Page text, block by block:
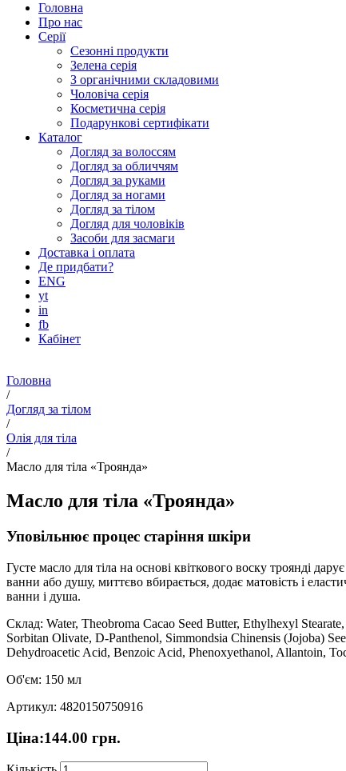
Головна
Про нас
Серії
Сезонні продукти
Зелена серія
З органічними складовими
Чоловіча серія
Косметична серія
Подарункові сертифікати
Каталог
Догляд за волоссям
Догляд за обличчям
Догляд за руками
Догляд за ногами
Догляд за тілом
Догляд для чоловіків
Засоби для засмаги
Доставка і оплата
Де придбати?
ENG
yt
in
fb
Кабінет
Головна
/
Догляд за тілом
/
Олія для тіла
/
Масло для тіла «Троянда»
Масло для тіла «Троянда»
Уповільнює процес старіння шкіри
Густе масло для тіла на основі квіткового воску троянді
ванни або душу, миттєво вбирається, додає матовість і
ванни і душа.
Склад: Water, Theobroma Cacao Seed Butter, Ethylhexyl
Sorbitan Olivate, D-Panthenol, Simmondsia Chinensis (Jojoba)
Dehydroacetic Acid, Benzoic Acid, Phenoxyethanol, Allantoin,
Об'єм: 150 мл
Артикул: 4820150750916
Ціна:144.00 грн.